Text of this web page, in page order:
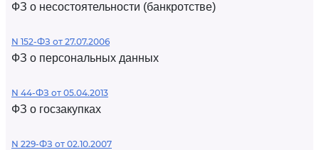
ФЗ о несостоятельности (банкротстве)
N 152-ФЗ от 27.07.2006
ФЗ о персональных данных
N 44-ФЗ от 05.04.2013
ФЗ о госзакупках
N 229-ФЗ от 02.10.2007